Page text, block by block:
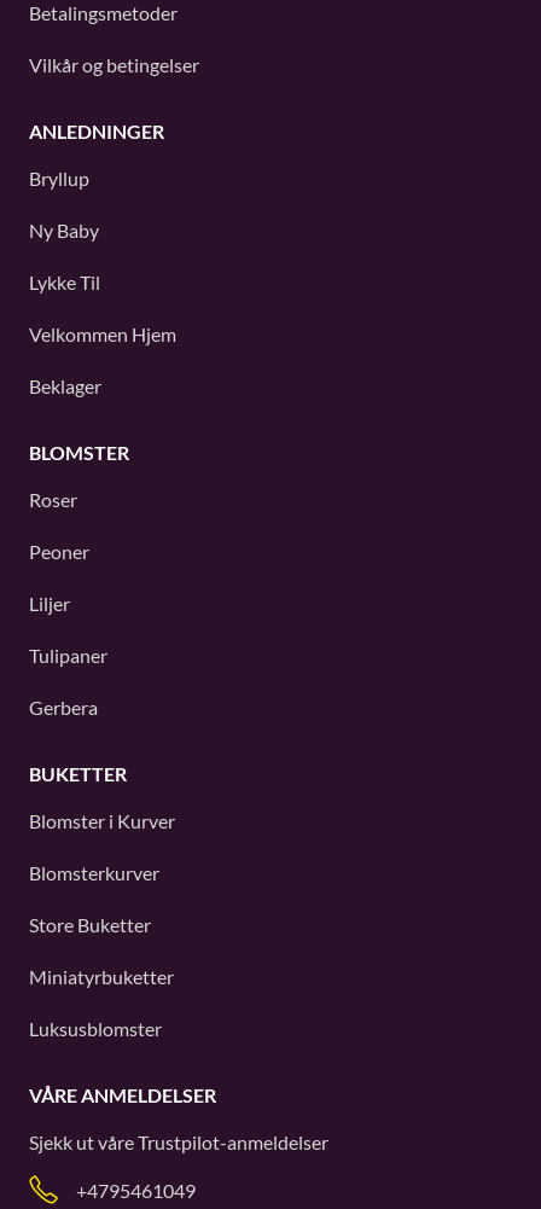
Betalingsmetoder
Vilkår og betingelser
ANLEDNINGER
Bryllup
Ny Baby
Lykke Til
Velkommen Hjem
Beklager
BLOMSTER
Roser
Peoner
Liljer
Tulipaner
Gerbera
BUKETTER
Blomster i Kurver
Blomsterkurver
Store Buketter
Miniatyrbuketter
Luksusblomster
VÅRE ANMELDELSER
Sjekk ut våreTrustpilot-anmeldelser
+4795461049